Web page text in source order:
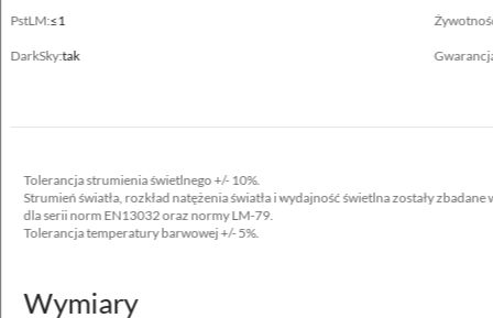
PstLM:≤1
DarkSky:tak
Tolerancja strumienia świetlnego +/- 10%.
Strumień światła, rozkład natężenia światła i wydajność świetlna zostały
dla serii norm EN13032 oraz normy LM-79.
Tolerancja temperatury barwowej +/- 5%.
Wymiary
aluminium wtryskiwane wysokociśnieniowo
Dane elektryczne